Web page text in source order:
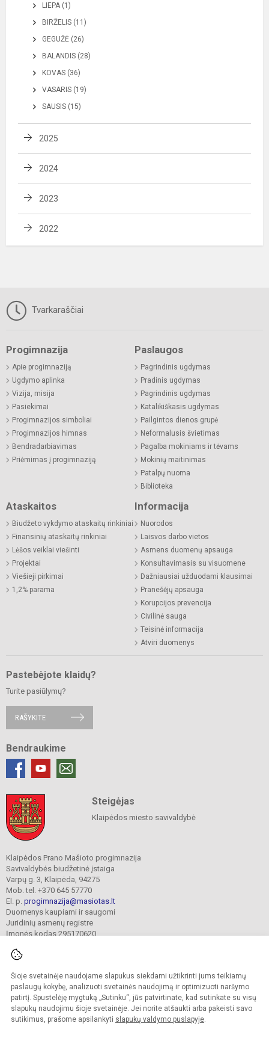
Šioje svetainėje naudojame slapukus siekdami užtikrinti jums teikiamų
paslaugų kokybę, analizuoti svetainės naudojimą ir optimizuoti naršymo
patirtį. Spustelėję mygtuką „Sutinku“, jūs patvirtinate, kad sutinkate su visų
slapukų naudojimu šioje svetainėje. Jei norite atšaukti arba pakeisti savo
sutikimus, prašome apsilankyti slapukų valdymo puslapyje.
LIEPA (1)
BIRŽELIS (11)
GEGUŽĖ (26)
BALANDIS (28)
KOVAS (36)
VASARIS (19)
SAUSIS (15)
2025
2024
2023
2022
Tvarkaraščiai
Progimnazija
Apie progimnaziją
Ugdymo aplinka
Vizija, misija
Pasiekimai
Progimnazijos simboliai
Progimnazijos himnas
Bendradarbiavimas
Priėmimas į progimnaziją
Paslaugos
Pagrindinis ugdymas
Pradinis ugdymas
Pagrindinis ugdymas
Katalikiškasis ugdymas
Pailgintos dienos grupė
Neformalusis švietimas
Pagalba mokiniams ir tėvams
Mokinių maitinimas
Patalpų nuoma
Biblioteka
Ataskaitos
Biudžeto vykdymo ataskaitų rinkiniai
Finansinių ataskaitų rinkiniai
Lėšos veiklai viešinti
Projektai
Viešieji pirkimai
1,2% parama
Informacija
Nuorodos
Laisvos darbo vietos
Asmens duomenų apsauga
Konsultavimasis su visuomene
Dažniausiai užduodami klausimai
Pranešėjų apsauga
Korupcijos prevencija
Civilinė sauga
Teisinė informacija
Atviri duomenys
Pastebėjote klaidų?
Turite pasiūlymų?
RAŠYKITE
Bendraukime
Steigėjas
Klaipėdos miesto savivaldybė
Klaipėdos Prano Mašioto progimnazija
Savivaldybės biudžetinė įstaiga
Varpų g. 3, Klaipėda, 94275
Mob. tel. +370 645 57770
El. p. progimnazija@masiotas.lt
Duomenys kaupiami ir saugomi
Juridinių asmenų registre
Įmonės kodas 295170620
© 2022. Klaipėdos Prano Mašioto progimnazija. Visos teisės saugomos.
Kopijuoti turinį be raštiško įstaigos administracijos sutikimo griežtai draudžiama.
Prieinamumo paraiška Slapukų valdymas
Sumanus būdas atnaujinti